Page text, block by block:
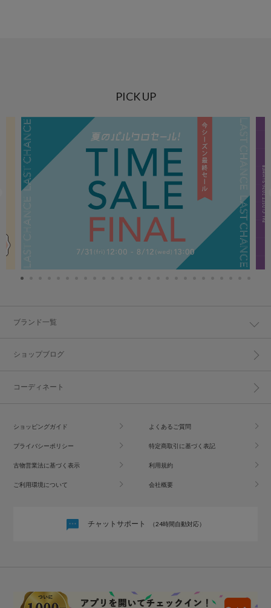
PICK UP
ブランド一覧
ショップブログ
コーディネート
ショッピングガイド よくあるご質問
プライバシーポリシー 特定商取引に基づく表記
古物営業法に基づく表示 利用規約
ご利用環境について 会社概要
チャットサポート （24時間自動対応）